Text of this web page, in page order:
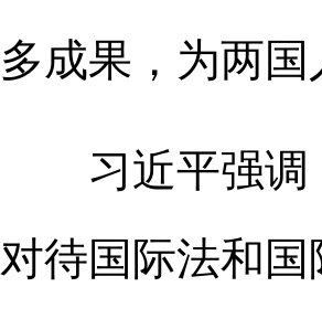
多成果，为两
习近平强调
对待国际法和